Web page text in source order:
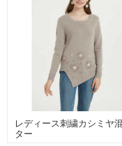
レディース刺繍カシミヤ
ター